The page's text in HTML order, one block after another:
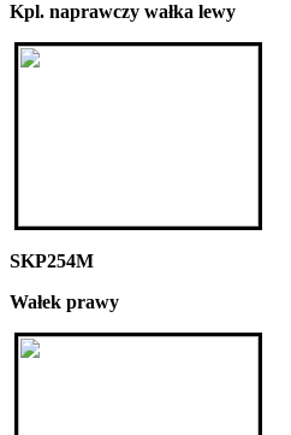
Kpl. naprawczy wałka lewy
SKP254M
Wałek prawy